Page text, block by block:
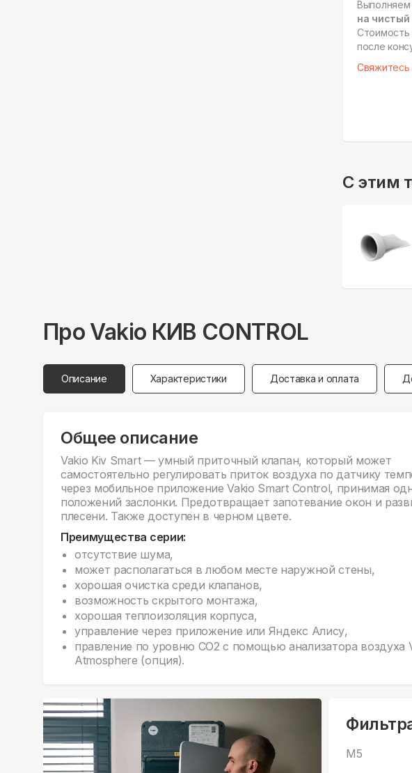
на
Стоимость
после
Свяжитесь
С этим
Про Vakio КИВ CONTROL
Описание Характеристики Доставка и оплата
Общее описание
Vakio Kiv Smart — умный приточный клапан, который может
самостоятельно регулировать приток воздуха по датчику
через мобильное приложение Vakio Smart Control, принимая
положений заслонки. Предотвращает запотевание окон и
плесени. Также доступен в черном цвете.
Преимущества серии:
отсутствие шума,
может располагаться в любом месте наружной стены,
хорошая очистка среди клапанов,
возможность скрытого монтажа,
хорошая теплоизоляция корпуса,
управление через приложение или Яндекс Алису,
правление по уровню CO2 c помощью анализатора воздуха
Atmosphere (опция).
M5